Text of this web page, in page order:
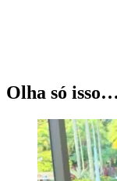
Olha só isso…